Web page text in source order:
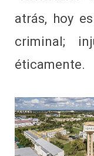
atrás, hoy
criminal;
éticamente.